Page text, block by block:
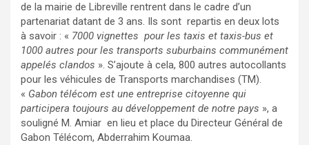
de la mairie de Libreville rentrent dans le cadre d’un
partenariat datant de 3 ans. Ils sont repartis en deux lots
à savoir : « 7000 vignettes pour les taxis et taxis-bus et
1000 autres pour les transports suburbains communément
appelés clandos ». S’ajoute à cela, 800 autres autocollants
pour les véhicules de Transports marchandises (TM).
« Gabon télécom est une entreprise citoyenne qui
participera toujours au développement de notre pays », a
souligné M. Amiar en lieu et place du Directeur Général de
Gabon Télécom, Abderrahim Koumaa.